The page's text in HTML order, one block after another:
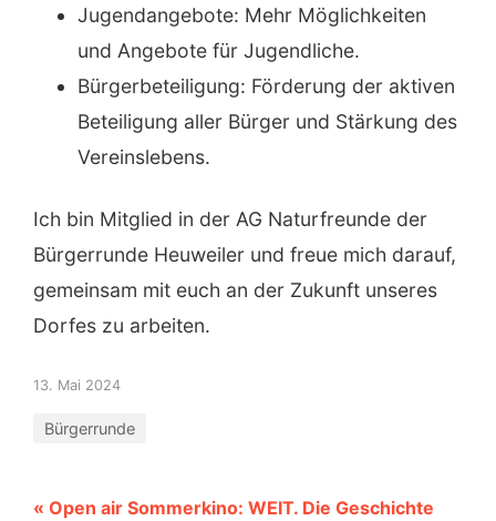
Jugendangebote: Mehr Möglichkeiten
und Angebote für Jugendliche.
Bürgerbeteiligung: Förderung der aktiven
Beteiligung aller Bürger und Stärkung des
Vereinslebens.
Ich bin Mitglied in der AG Naturfreunde der
Bürgerrunde Heuweiler und freue mich darauf,
gemeinsam mit euch an der Zukunft unseres
Dorfes zu arbeiten.
13. Mai 2024
Bürgerrunde
« Open air Sommerkino: WEIT. Die Geschichte